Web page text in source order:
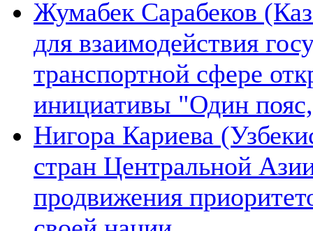
Жумабек Сарабеков
для взаимодействия
транспортной сфере
инициативы "Один
Нигора Кариева
стран Центральной
продвижения